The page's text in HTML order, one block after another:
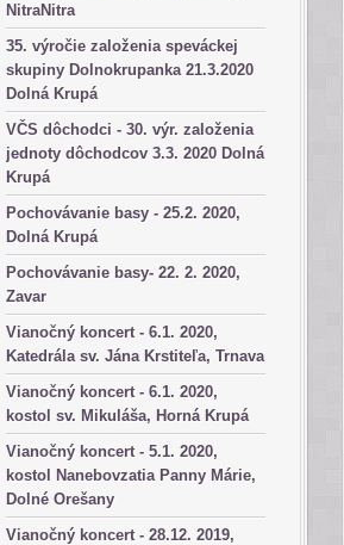
NitraNitra
35. výročie založenia speváckej
skupiny Dolnokrupanka 21.3.2020
Dolná Krupá
VČS dôchodci - 30. výr. založenia
jednoty dôchodcov 3.3. 2020 Dolná
Krupá
Pochovávanie basy - 25.2. 2020,
Dolná Krupá
Pochovávanie basy- 22. 2. 2020,
Zavar
Vianočný koncert - 6.1. 2020,
Katedrála sv. Jána Krstiteľa, Trnava
Vianočný koncert - 6.1. 2020,
kostol sv. Mikuláša, Horná Krupá
Vianočný koncert - 5.1. 2020,
kostol Nanebovzatia Panny Márie,
Dolné Orešany
Vianočný koncert - 28.12. 2019,